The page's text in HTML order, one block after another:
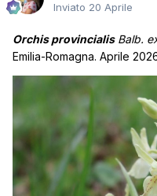
Inviato 20 Aprile
Orchis provincialis Balb.
Emilia-Romagna. Aprile